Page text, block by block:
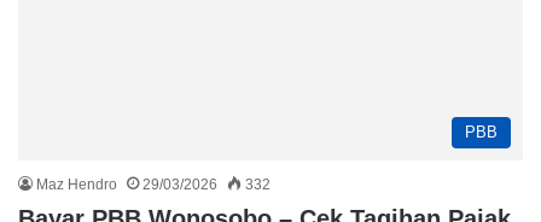
PBB
Maz Hendro 29/03/2026 332